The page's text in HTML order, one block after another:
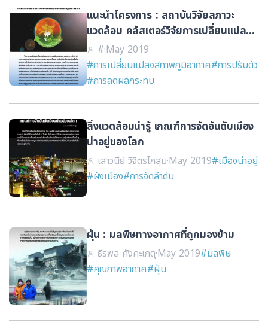
แนะนำโครงการ : สถาบันวิจัยสภาวะ
แวดล้อม คลัสเตอร์วิจัยการเปลี่ยนแปลง
สภาพภูมิอากาศ
#·May 2019
#การเปลี่ยนแปลงสภาพภูมิอากาศ#การปรับตัว
#การลดผลกระทบ
สิ่งแวดล้อมน่ารู้ เกณฑ์การจัดอันดับเมือง
น่าอยู่ของโลก
เสาวนีย์ วิจิตรโกสุม·May 2019#เมืองน่าอยู่
#ผังเมือง#การจัดลำดับ
ฝุ่น : มลพิษทางอากาศที่ถูกมองข้าม
ธีรพล คังคะเกตุ·May 2019#มลพิษ
#คุณภาพอากาศ#ฝุ่น